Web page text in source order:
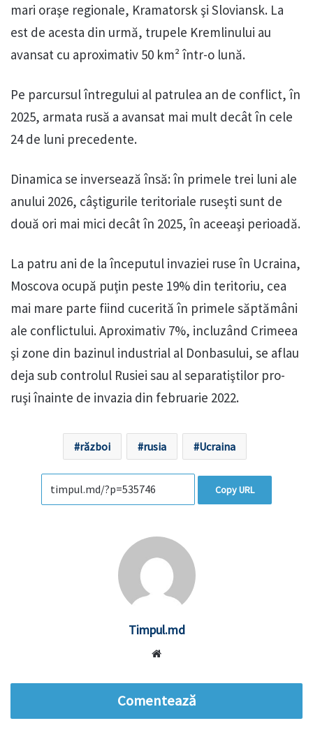
mari oraşe regionale, Kramatorsk şi Sloviansk. La
est de acesta din urmă, trupele Kremlinului au
avansat cu aproximativ 50 km² într-o lună.
Pe parcursul întregului al patrulea an de conflict, în
2025, armata rusă a avansat mai mult decât în cele
24 de luni precedente.
Dinamica se inversează însă: în primele trei luni ale
anului 2026, câştigurile teritoriale ruseşti sunt de
două ori mai mici decât în 2025, în aceeaşi perioadă.
La patru ani de la începutul invaziei ruse în Ucraina,
Moscova ocupă puţin peste 19% din teritoriu, cea
mai mare parte fiind cucerită în primele săptămâni
ale conflictului. Aproximativ 7%, incluzând Crimeea
şi zone din bazinul industrial al Donbasului, se aflau
deja sub controlul Rusiei sau al separatiştilor pro-
ruşi înainte de invazia din februarie 2022.
război rusia Ucraina
Copy URL
Timpul.md
Comentează